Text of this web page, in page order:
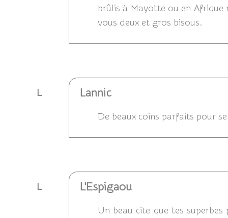
brûlis à Mayotte ou en Afrique
vous deux et gros bisous.
L Lannic
De beaux coins parfaits pour
L L'Espigaou
Un beau cite que tes